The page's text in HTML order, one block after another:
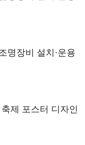
명장비 설치·운용
제 포스터 디자인